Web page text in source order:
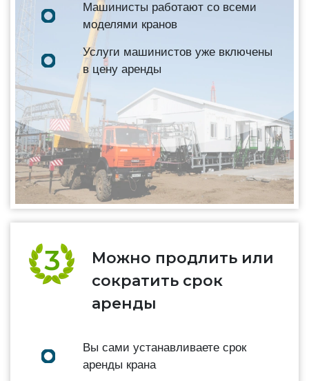
Машинисты работают со всеми
моделями кранов
Услуги машинистов уже включены
в цену аренды
Можно продлить или
сократить срок
аренды
Вы сами устанавливаете срок
аренды крана